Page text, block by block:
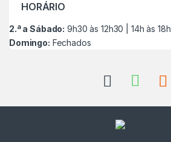
HORÁRIO
2.ª a Sábado: 9h30 às 12h30 | 14h às 18h
Domingo: Fechados